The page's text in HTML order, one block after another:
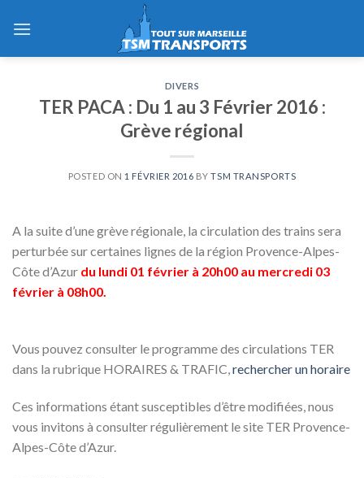
DIVERS
TER PACA : Du 1 au 3 Février 2016 :
Grève régional
POSTED ON 1 FÉVRIER 2016 BYTSM TRANSPORTS
A la suite d’une grève régionale, la circulation des trains sera
perturbée sur certaines lignes de la région Provence-Alpes-
Côte d’Azur du lundi 01 février à 20h00 au mercredi 03
février à 08h00.
Vous pouvez consulter le programme des circulations TER
dans la rubrique HORAIRES & TRAFIC,rechercher un horaire
Ces informations étant susceptibles d’être modifiées, nous
vous invitons à consulter régulièrement le site TER Provence-
Alpes-Côte d’Azur.